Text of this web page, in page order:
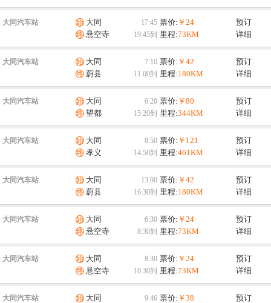
大同汽车站
大同
悬空寺
票价: ￥24
里程:73KM
预订
详细
大同汽车站
大同
蔚县
票价: ￥42
里程:180KM
预订
详细
大同汽车站
大同
望都
票价: ￥80
里程:344KM
预订
详细
大同汽车站
大同
孝义
票价: ￥121
里程:461KM
预订
详细
大同汽车站
大同
蔚县
票价: ￥42
里程:180KM
预订
详细
大同汽车站
大同
悬空寺
票价: ￥24
里程:73KM
预订
详细
大同汽车站
大同
悬空寺
票价: ￥24
里程:73KM
预订
详细
大同汽车站 大同 票价: ￥38 预订